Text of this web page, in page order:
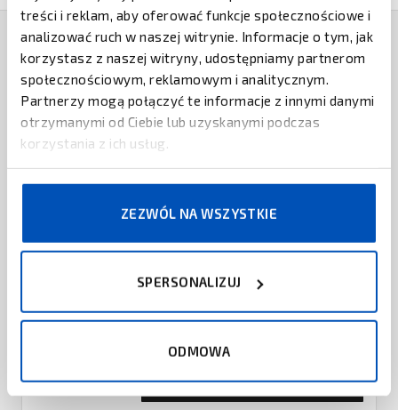
treści i reklam, aby oferować funkcje społecznościowe i
analizować ruch w naszej witrynie. Informacje o tym, jak
korzystasz z naszej witryny, udostępniamy partnerom
społecznościowym, reklamowym i analitycznym.
Partnerzy mogą połączyć te informacje z innymi danymi
otrzymanymi od Ciebie lub uzyskanymi podczas
korzystania z ich usług.
ZEZWÓL NA WSZYSTKIE
SPERSONALIZUJ
ODMOWA
PRODUKTY POWIĄZANE
ZEBRA TECHNOLOGIES
Woskowe taśmy barwiące Zebra
ZAPYTAJ O CENĘ
ARMOR
APX 8
ZAPYTAJ O CENĘ
ZEBRA TECHNOLOGIES
Zebra